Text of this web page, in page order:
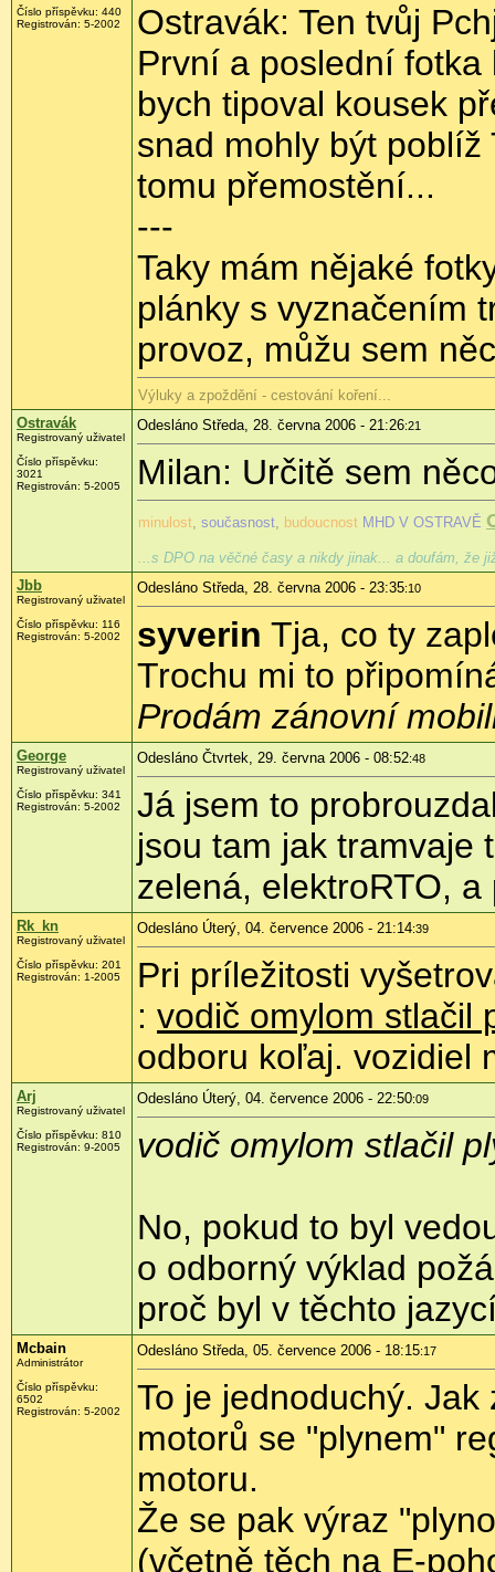
Číslo příspěvku: 440
Registrován: 5-2002
Ostravák: Ten tvůj
První a poslední
bych tipoval kousek
snad mohly být
tomu přemostění...
---
Taky mám nějaké
plánky s vyznačením
provoz, můžu sem
Výluky a zpoždění - cestování koření...
Ostravák
Registrovaný uživatel
Číslo příspěvku:
3021
Registrován: 5-2005
Odesláno Středa, 28. června 2006 - 21:26:21
Milan: Určitě sem
minulost současnost budoucnost MHD V OSTRAVĚ
...s DPO na věčné časy a nikdy jinak... a doufám, že
Jbb
Registrovaný uživatel
Číslo příspěvku: 116
Registrován: 5-2002
Odesláno Středa, 28. června 2006 - 23:35:10
syverin Tja, co ty
Trochu mi to
Prodám zánovní
George
Registrovaný uživatel
Číslo příspěvku: 341
Registrován: 5-2002
Odesláno Čtvrtek, 29. června 2006 - 08:52:48
Já jsem to
jsou tam jak tramvaje
zelená, elektroRTO,
Rk_kn
Registrovaný uživatel
Číslo příspěvku: 201
Registrován: 1-2005
Odesláno Úterý, 04. července 2006 - 21:14:39
Pri príležitosti
: vodič omylom stlačil
odboru koľaj. vozidiel
Arj
Registrovaný uživatel
Číslo příspěvku: 810
Registrován: 9-2005
Odesláno Úterý, 04. července 2006 - 22:50:09
vodič omylom stlačil
No, pokud to byl
o odborný výklad
proč byl v těchto
Mcbain
Administrátor
Číslo příspěvku:
6502
Registrován: 5-2002
Odesláno Středa, 05. července 2006 - 18:15:17
To je jednoduchý.
motorů se "plynem"
motoru.
Že se pak výraz
(včetně těch na E-